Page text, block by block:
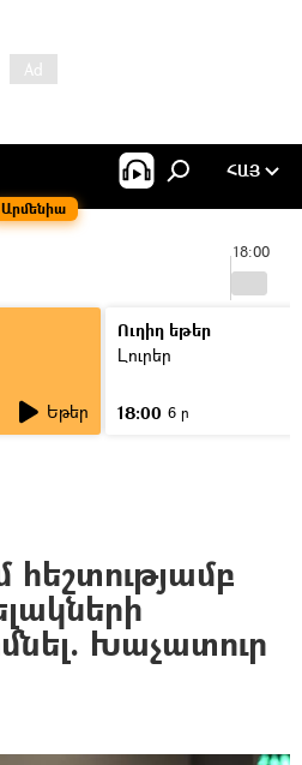
Արմենիա
ՀԱՅ
18:00
Եթեր
Ուղիղ եթեր
Լուրեր
18:00 6 ր
Խաչատուր